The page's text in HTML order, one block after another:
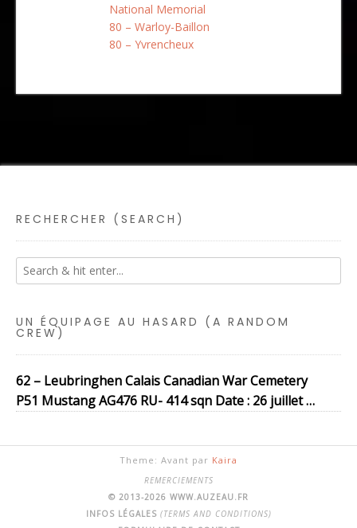
National Memorial
80 – Warloy-Baillon
80 – Yvrencheux
RECHERCHER (SEARCH)
UN ÉQUIPAGE AU HASARD (A RANDOM
CREW)
62 – Leubringhen Calais Canadian War Cemetery
P51 Mustang AG476 RU- 414 sqn Date : 26 juillet …
Theme: Avant par Kaira
REMERCIEMENTS
© 2013-2026 WWW.AUZEAU.FR
INFOS LÉGALES (TERMS AND CONDITIONS)